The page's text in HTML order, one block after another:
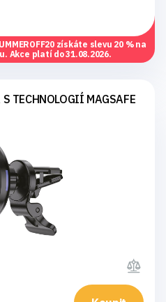
získáte slevu 20 % na
Akce platí do 31.08.2026.
TECHNOLOGIÍ MAGSAFE